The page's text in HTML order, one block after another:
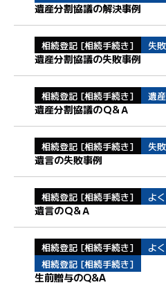
遺産分割協議の解決事例
相続登記 [相続手続き] 失
遺産分割協議の失敗事例
相続登記 [相続手続き] 遺
遺産分割協議のＱ&Ａ
相続登記 [相続手続き] 失
遺言の失敗事例
相続登記 [相続手続き] よ
遺言のＱ&Ａ
相続登記 [相続手続き]
よ
相続登記 [相続手続き]
生前贈与のQ&A